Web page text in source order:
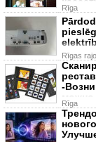
Rīga
Rīgas
-
можно
Rīga